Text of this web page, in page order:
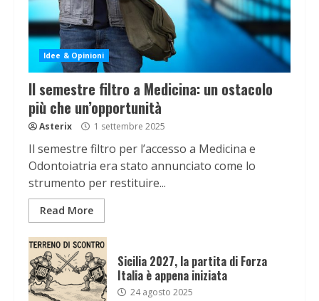
Idee & Opinioni
Il semestre filtro a Medicina: un ostacolo
più che un’opportunità
Asterix 1 settembre 2025
Il semestre filtro per l’accesso a Medicina e
Odontoiatria era stato annunciato come lo
strumento per restituire...
Read More
Sicilia 2027, la partita di Forza
Italia è appena iniziata
24 agosto 2025